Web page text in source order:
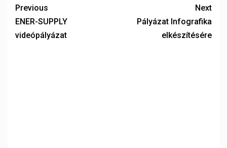
Previous
ENER-SUPPLY
videópályázat
Next
Pályázat Infografika
elkészítésére